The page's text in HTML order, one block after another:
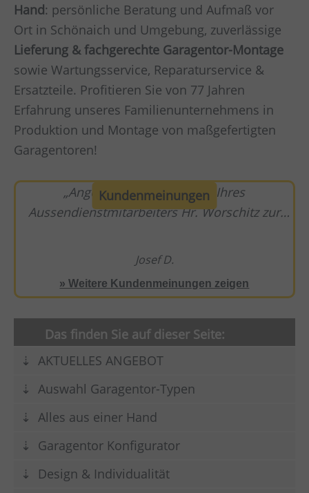
Hand: persönliche Beratung und Aufmaß vor
Ort in Schönaich und Umgebung, zuverlässige
Lieferung & fachgerechte Garagentor-Montage
sowie Wartungsservice, Reparaturservice &
Ersatzteile. Profitieren Sie von 77 Jahren
Erfahrung unseres Familienunternehmens in
Produktion und Montage von maßgefertigten
Garagentoren!
Kundenmeinungen
Angefangen vom Besuch Ihres
Aussendienstmitarbeiters Hr. Worschitz zur
in der Ausstellung und Beratung durch Hr.
Änderung des Angebotes sowie der Zusage für
Auch die Montage durch Hr. Neher, ein sehr
angehen muß, hat vorzüglich geklappt.
Josef D.
» Weitere Kundenmeinungen zeigen
Das finden Sie auf dieser Seite:
AKTUELLES ANGEBOT
Auswahl Garagentor-Typen
Alles aus einer Hand
Garagentor Konfigurator
Design & Individualität